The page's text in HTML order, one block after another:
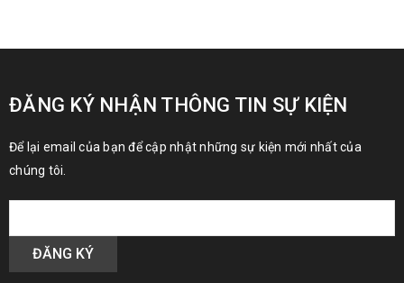
ĐĂNG KÝ NHẬN THÔNG TIN SỰ KIỆN
Để lại email của bạn để cập nhật những sự kiện mới nhất của
chúng tôi.